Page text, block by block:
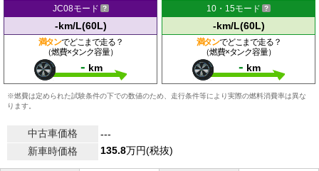
JC08モード
-km/L(60L)
満タンでどこまで走る？
（燃費×タンク容量）
- km
10・15モード
-km/L(60L)
満タンでどこまで走る？
（燃費×タンク容量）
- km
※燃費は定められた試験条件の下での数値のため、走行条件等により実際の燃料消費率は異な
ります。
中古車価格
---
新車時価格
135.8万円(税抜)